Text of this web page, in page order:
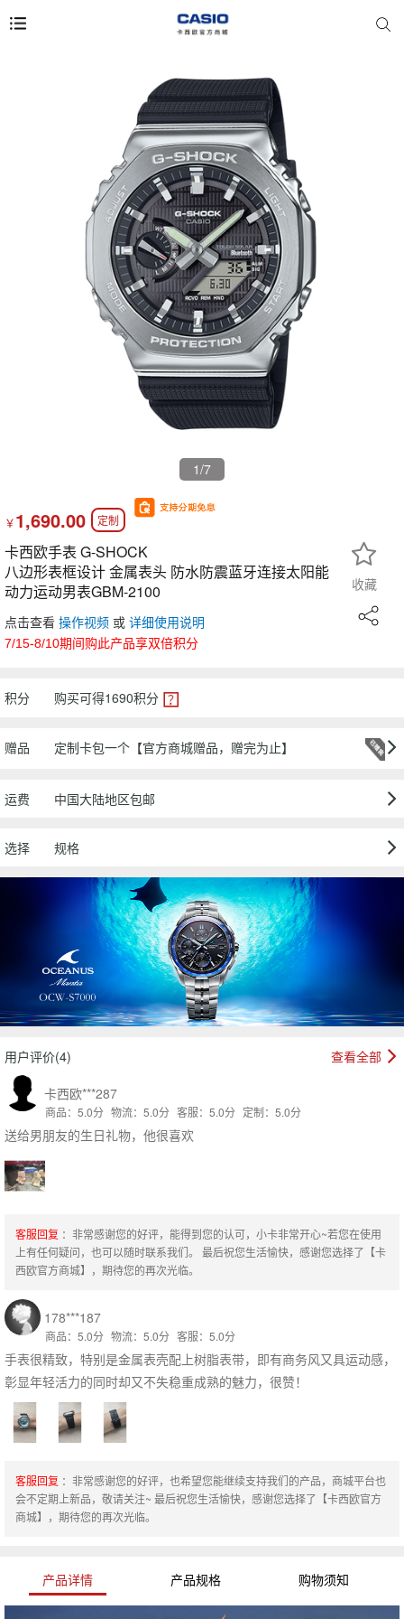
1/7
￥1,690.00 定制
卡西欧手表 G-SHOCK
八边形表框设计 金属表头 防水防震蓝牙连接太阳能
动力运动男表GBM-2100
点击查看 操作视频 或 详细使用说明
7/15-8/10期间购此产品享双倍积分
收藏
积分 购买可得1690积分
赠品 定制卡包一个【官方商城赠品，赠完为止】
运费 中国大陆地区包邮
选择 规格
用户评价(4) 查看全部
卡西欧***287
商品：5.0分 物流：5.0分 客服：5.0分 定制：5.0分
送给男朋友的生日礼物，他很喜欢
客服回复 ：非常感谢您的好评，能得到您的认可，小卡非常开心~若您在使用
上有任何疑问，也可以随时联系我们。 最后祝您生活愉快，感谢您选择了【卡
西欧官方商城】，期待您的再次光临。
178***187
商品：5.0分 物流：5.0分 客服：5.0分
手表很精致，特别是金属表壳配上树脂表带，即有商务风又具运动感，
彰显年轻活力的同时却又不失稳重成熟的魅力，很赞！
客服回复 ：非常感谢您的好评，也希望您能继续支持我们的产品，商城平台也
会不定期上新品，敬请关注~ 最后祝您生活愉快，感谢您选择了【卡西欧官方
商城】，期待您的再次光临。
产品详情 产品规格 购物须知